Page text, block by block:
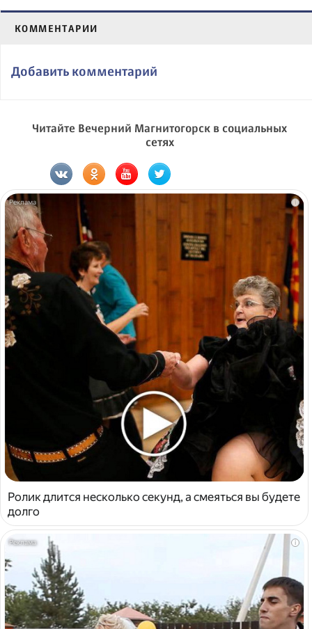
КОММЕНТАРИИ
Добавить комментарий
Читайте Вечерний Магнитогорск в социальных
сетях
i
Ролик длится несколько секунд, а смеяться вы будете
долго
i